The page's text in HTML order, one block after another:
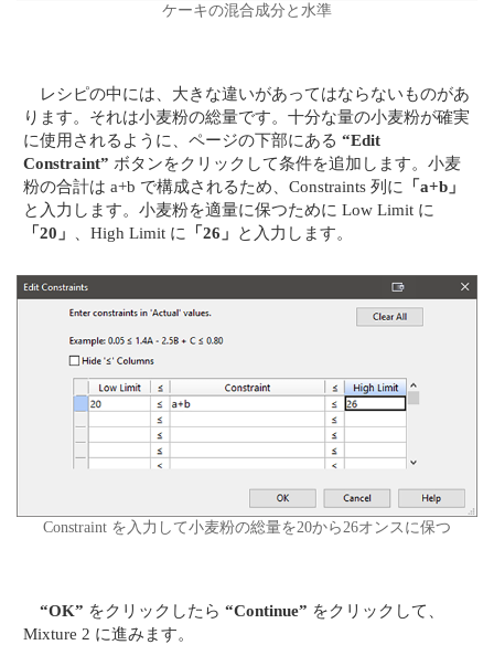
ケーキの混合成分と水準
レシピの中には、大きな違いがあってはならないものがあ
ります。それは小麦粉の総量です。十分な量の小麦粉が確実
に使用されるように、ページの下部にある“Edit
Constraint” ボタンをクリックして条件を追加します。小麦
粉の合計は a+b で構成されるため、Constraints 列に
「a+b」
と入力します。小麦粉を適量に保つために Low Limit に
「20」
、High Limit に 「26」 と入力します。
Constraint を入力して小麦粉の総量を20から26オンスに保つ
“OK” をクリックしたら“Continue” をクリックして、
Mixture 2 に進みます。